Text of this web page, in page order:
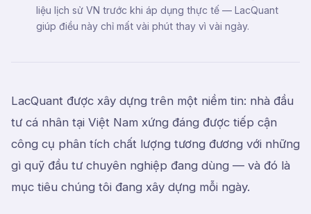
liệu lịch sử VN trước khi áp dụng thực tế — LacQuant
giúp điều này chỉ mất vài phút thay vì vài ngày.
LacQuant được xây dựng trên một niềm tin: nhà đầu
tư cá nhân tại Việt Nam xứng đáng được tiếp cận
công cụ phân tích chất lượng tương đương với những
gì quỹ đầu tư chuyên nghiệp đang dùng — và đó là
mục tiêu chúng tôi đang xây dựng mỗi ngày.